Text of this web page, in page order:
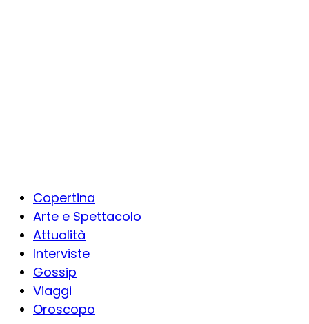
Copertina
Arte e Spettacolo
Attualità
Interviste
Gossip
Viaggi
Oroscopo